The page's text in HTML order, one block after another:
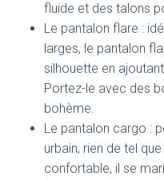
fluide et des talons
Le pantalon flare :
larges, le pantalon
silhouette en
Portez-le avec des
bohème.
Le pantalon cargo :
urbain, rien de tel
confortable, il se